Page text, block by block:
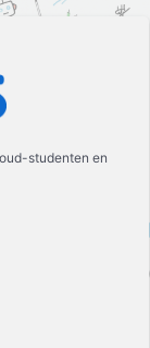
studenten en